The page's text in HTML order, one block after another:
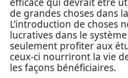
de grandes choses dans
L’introduction de choses
lucratives dans le
seulement profiter aux
ceux-ci nourriront la vie
les façons bénéficiaires.